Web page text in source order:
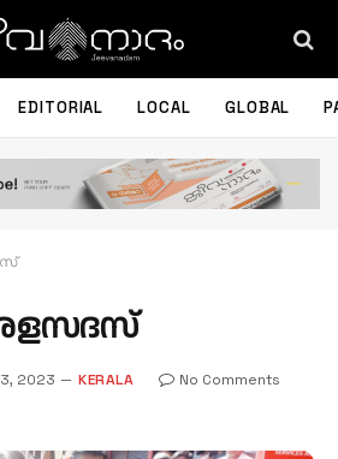
EDITORIAL LOCAL GLOBAL
2023 KERALA
No Comments